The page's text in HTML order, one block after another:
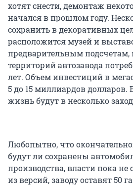
хотят снести, демонтаж
начался в прошлом году.
сохранить в декоративных
расположится музей и
предварительным подсчетам,
территорий автозавода
лет. Объем инвестиций в
5 до 15 миллиардов долларов.
жизнь будут в несколько
Любопытно, что
будут ли сохранены
производства, власти пока
из версий, заводу оставят 50